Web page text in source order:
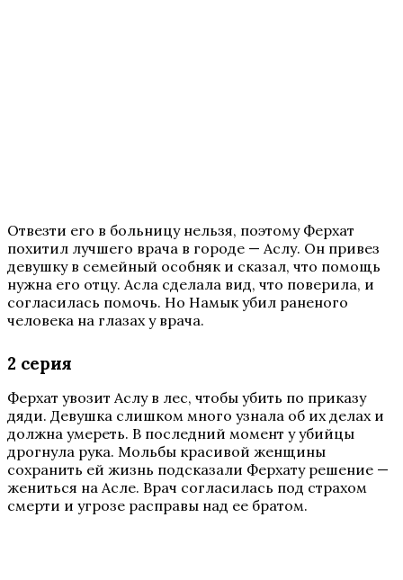
Отвезти его в больницу нельзя, поэтому Ферхат
похитил лучшего врача в городе — Аслу. Он привез
девушку в семейный особняк и сказал, что помощь
нужна его отцу. Асла сделала вид, что поверила, и
согласилась помочь. Но Намык убил раненого
человека на глазах у врача.
2 серия
Ферхат увозит Аслу в лес, чтобы убить по приказу
дяди. Девушка слишком много узнала об их делах и
должна умереть. В последний момент у убийцы
дрогнула рука. Мольбы красивой женщины
сохранить ей жизнь подсказали Ферхату решение —
жениться на Асле. Врач согласилась под страхом
смерти и угрозе расправы над ее братом.